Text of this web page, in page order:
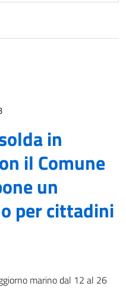
in
il Comune
un
per cittadini
marino dal 12 al 26